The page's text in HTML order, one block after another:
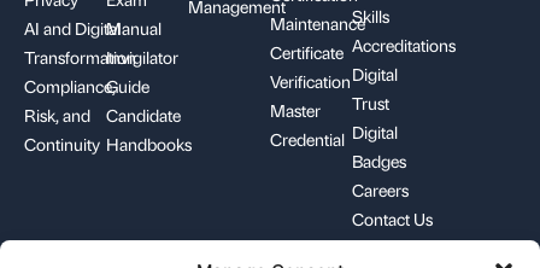
AI and Digital
Transformation
Compliance,
Risk, and
Continuity
Manual
Invigilator
Guide
Candidate
Handbooks
Management
Maintenance
Certificate
Verification
Master
Credential
Skills
Accreditations
Digital
Trust
Digital
Badges
Careers
Contact Us